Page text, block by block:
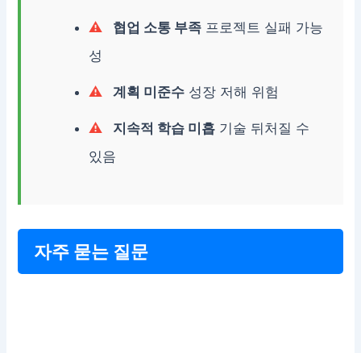
협업 소통 부족 프로젝트 실패 가능
성
계획 미준수 성장 저해 위험
지속적 학습 미흡 기술 뒤처질 수
있음
자주 묻는 질문